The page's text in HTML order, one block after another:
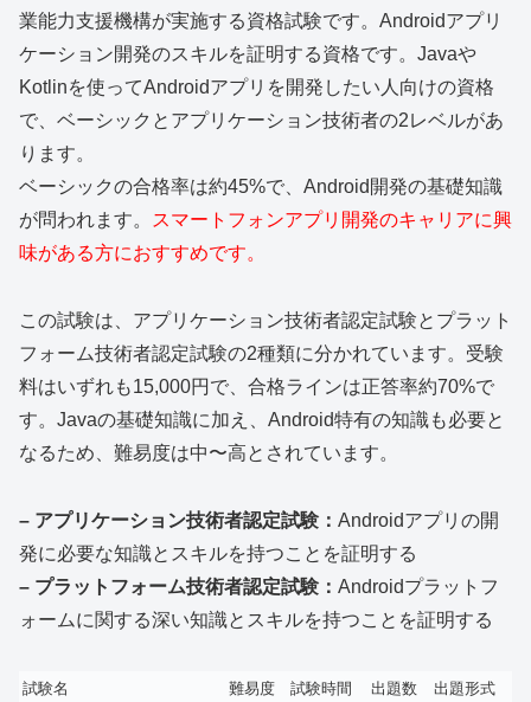
業能力支援機構が実施する資格試験です。Androidアプリ
ケーション開発のスキルを証明する資格です。Javaや
Kotlinを使ってAndroidアプリを開発したい人向けの資格
で、ベーシックとアプリケーション技術者の2レベルがあ
ります。
ベーシックの合格率は約45%で、Android開発の基礎知識
が問われます。 スマートフォンアプリ開発のキャリアに興
味がある方におすすめです。
この試験は、アプリケーション技術者認定試験とプラット
フォーム技術者認定試験の2種類に分かれています。受験
料はいずれも15,000円で、合格ラインは正答率約70%で
す。Javaの基礎知識に加え、Android特有の知識も必要と
なるため、難易度は中〜高とされています。
– アプリケーション技術者認定試験： Androidアプリの開
発に必要な知識とスキルを持つことを証明する
– プラットフォーム技術者認定試験： Androidプラットフ
ォームに関する深い知識とスキルを持つことを証明する
試験名 難易度 試験時間 出題数 出題形式